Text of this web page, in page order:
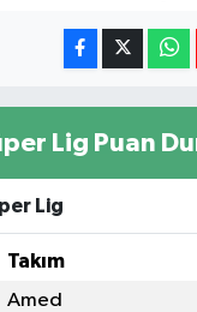
Lig Puan
Lig
Takım
Amed